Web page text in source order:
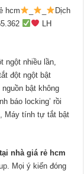
hcm
Dịch
LH
ngột nhiều lần,
đột ngột bật
bật không
báo locking’ rồi
Máy tính tự tắt bật
nhà giá rẻ hcm
. Mọi ý kiến đóng